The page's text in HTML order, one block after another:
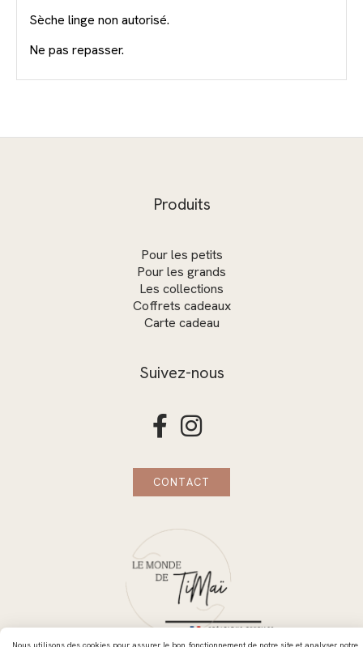
Sèche linge non autorisé.
Ne pas repasser.
Produits
Pour les petits
Pour les grands
Les collections
Coffrets cadeaux
Carte cadeau
Suivez-nous
 
CONTACT